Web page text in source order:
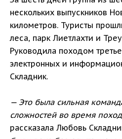
нескольких выпускников
километров. Туристы
леса, парк Лиетлахти и
Руководила походом
электронных и
Складник.
— Это была сильная
сложностей во время
рассказала Любовь